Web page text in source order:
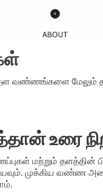
வண்ணங்களை மேலும்
உரை
மற்றும் தளத்தின்
முக்கிய வண்ண